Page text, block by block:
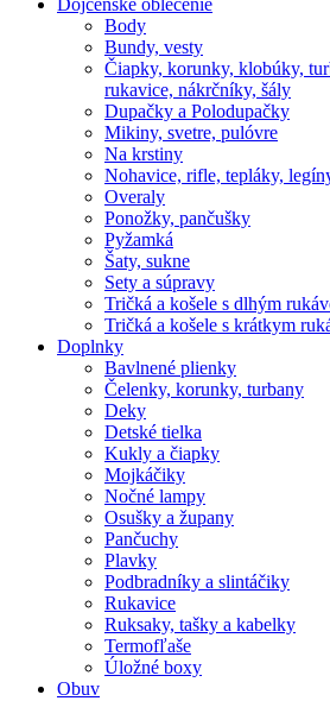
Body
Bundy, vesty
Čiapky, korunky, klobúky,
rukavice, nákrčníky, šály
Dupačky a Polodupačky
Mikiny, svetre, pulóvre
Na krstiny
Nohavice, rifle, tepláky,
Overaly
Ponožky, pančušky
Pyžamká
Šaty, sukne
Sety a súpravy
Tričká a košele s dlhým
Tričká a košele s krátkym
Doplnky
Bavlnené plienky
Čelenky, korunky, turbany
Deky
Detské tielka
Kukly a čiapky
Mojkáčiky
Nočné lampy
Osušky a župany
Pančuchy
Plavky
Podbradníky a slintáčiky
Rukavice
Ruksaky, tašky a kabelky
Termofľaše
Úložné boxy
Obuv